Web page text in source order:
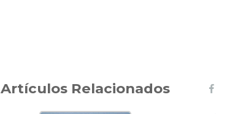
Artículos Relacionados